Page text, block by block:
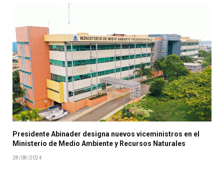
Presidente Abinader designa nuevos viceministros en el
Ministerio de Medio Ambiente y Recursos Naturales
28/08/2024